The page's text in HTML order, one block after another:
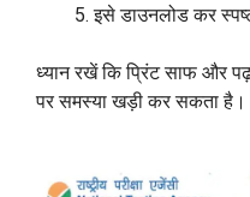
इसे डाउनलोड कर
ध्यान रखें कि प्रिंट साफ और
पर समस्या खड़ी कर सकता है।